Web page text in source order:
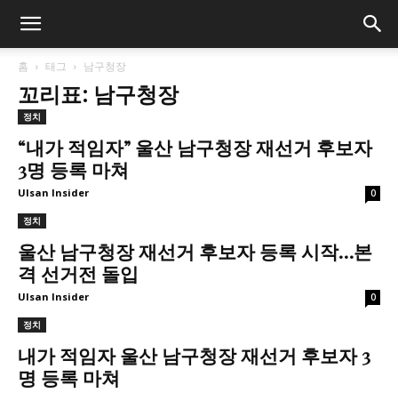
홈 태그 남구청장
꼬리표: 남구청장
정치
“내가 적임자” 울산 남구청장 재선거 후보자
3명 등록 마쳐
Ulsan Insider 0
정치
울산 남구청장 재선거 후보자 등록 시작…본
격 선거전 돌입
Ulsan Insider 0
정치
내가 적임자 울산 남구청장 재선거 후보자 3
명 등록 마쳐